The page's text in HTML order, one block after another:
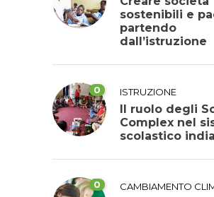
sostenibili e
partendo
dall’istruzione
0 ISTRUZIONE
Il ruolo degli
Complex nel
scolastico
0 CAMBIAMENTO